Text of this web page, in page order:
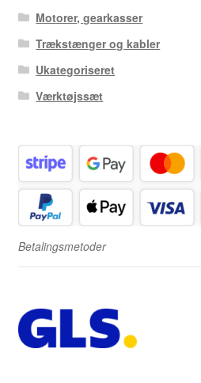
Motorer, gearkasser
Trækstænger og kabler
Ukategoriseret
Værktøjssæt
Betalingsmetoder